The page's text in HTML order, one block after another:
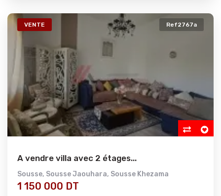
VENTE Ref2767a
A vendre villa avec 2 étages...
Sousse, Sousse Jaouhara, Sousse Khezama
1 150 000 DT